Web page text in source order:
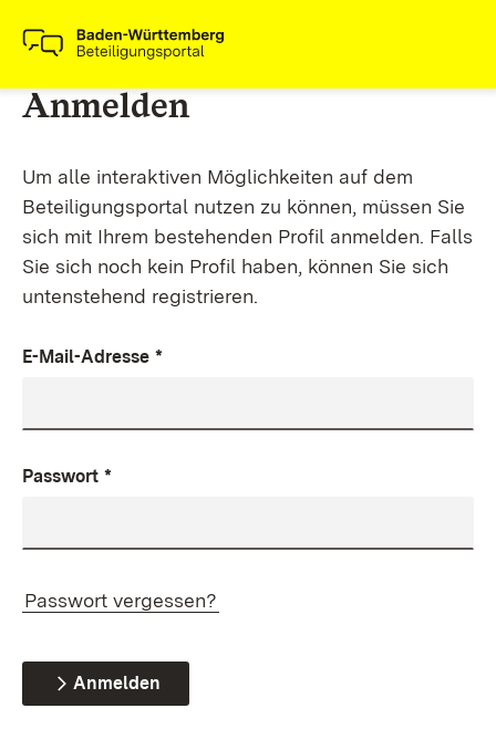
Anmelden
Um alle interaktiven Möglichkeiten auf dem
Beteiligungsportal nutzen zu können, müssen Sie
sich mit Ihrem bestehenden Profil anmelden. Falls
Sie sich noch kein Profil haben, können Sie sich
untenstehend registrieren.
E-Mail-Adresse *
Passwort *
Passwort vergessen?
Anmelden